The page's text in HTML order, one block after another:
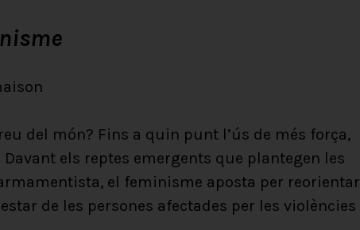
del món? Fins a quin punt l’ús de més força,
els reptes emergents que plantegen les
el feminisme aposta per reorientar
de les persones afectades per les violències